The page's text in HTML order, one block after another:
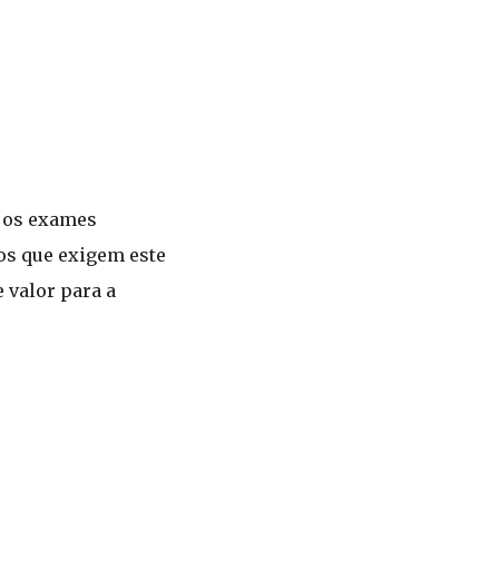
exames
que exigem este
valor para a